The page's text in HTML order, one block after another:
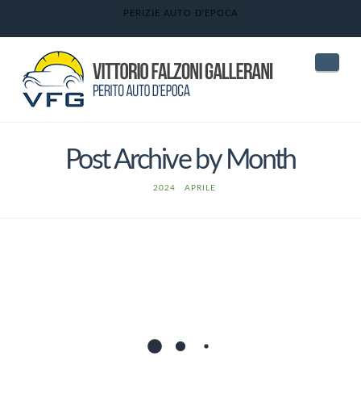
PERIZIE AUTO D'EPOCA
Post Archive by Month
HOME
2024 APRILE